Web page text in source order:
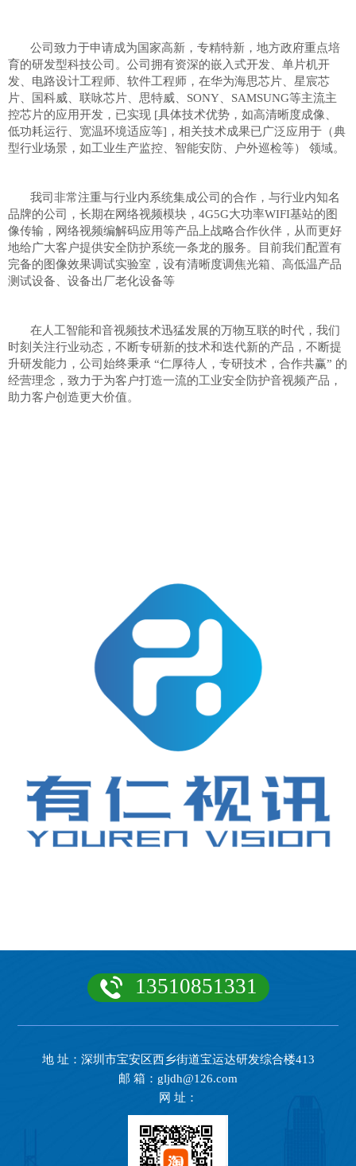
公司致力于申请成为国家高新，专精特新，地方政府重点培
育的研发型科技公司。公司拥有资深的嵌入式开发、单片机开
发、电路设计工程师、软件工程师，在华为海思芯片、星宸芯
片、国科威、联咏芯片、思特威、SONY、SAMSUNG等主流主
控芯片的应用开发，已实现 [具体技术优势，如高清晰度成像、
低功耗运行、宽温环境适应等]，相关技术成果已广泛应用于（典
型行业场景，如工业生产监控、智能安防、户外巡检等） 领域。
我司非常注重与行业内系统集成公司的合作，与行业内知名
品牌的公司，长期在网络视频模块，4G5G大功率WIFI基站的图
像传输，网络视频编解码应用等产品上战略合作伙伴，从而更好
地给广大客户提供安全防护系统一条龙的服务。目前我们配置有
完备的图像效果调试实验室，设有清晰度调焦光箱、高低温产品
测试设备、设备出厂老化设备等
在人工智能和音视频技术迅猛发展的万物互联的时代，我们
时刻关注行业动态，不断专研新的技术和迭代新的产品，不断提
升研发能力，公司始终秉承 “仁厚待人，专研技术，合作共赢” 的
经营理念，致力于为客户打造一流的工业安全防护音视频产品，
助力客户创造更大价值。
13510851331
地 址：深圳市宝安区西乡街道宝运达研发综合楼413
邮 箱：gljdh@126.com
网 址：